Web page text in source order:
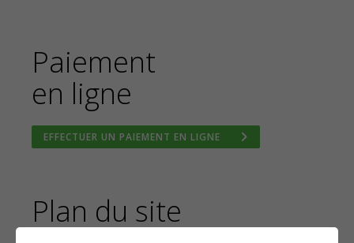
Paiement
en ligne
EFFECTUER UN PAIEMENT EN LIGNE
Plan du site